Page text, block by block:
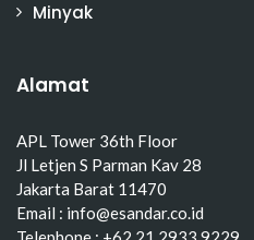
Minyak
Alamat
APL Tower 36th Floor
Jl Letjen S Parman Kav 28
Jakarta Barat 11470
Email : info@esandar.co.id